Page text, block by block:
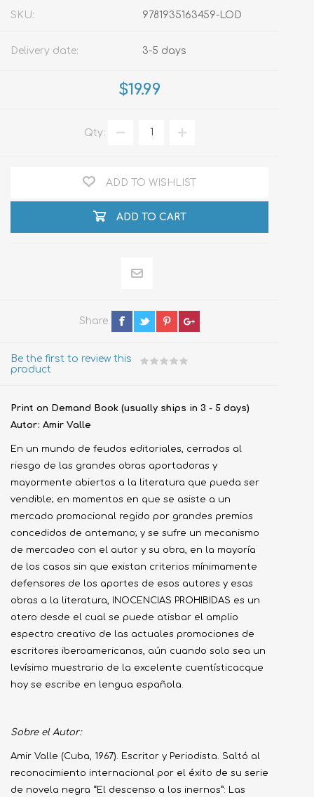
SKU: 9781935163459-LOD
Delivery date: 3-5 days
$19.99
Qty:
ADD TO WISHLIST
ADD TO CART
Share
Be the first to review this
product
Print on Demand Book (usually ships in 3 - 5 days)
Autor: Amir Valle
En un mundo de feudos editoriales, cerrados al
riesgo de las grandes obras aportadoras y
mayormente abiertos a la literatura que pueda ser
vendible; en momentos en que se asiste a un
mercado promocional regido por grandes premios
concedidos de antemano; y se sufre un mecanismo
de mercadeo con el autor y su obra, en la mayoría
de los casos sin que existan criterios mínimamente
defensores de los aportes de esos autores y esas
obras a la literatura, INOCENCIAS PROHIBIDAS es un
otero desde el cual se puede atisbar el amplio
espectro creativo de las actuales promociones de
escritores iberoamericanos, aún cuando solo sea un
levísimo muestrario de la excelente cuentísticacque
hoy se escribe en lengua española.
Sobre el Autor:
Amir Valle (Cuba, 1967). Escritor y Periodista. Saltó al
reconocimiento internacional por el éxito de su serie
de novela negra “El descenso a los inernos”: Las